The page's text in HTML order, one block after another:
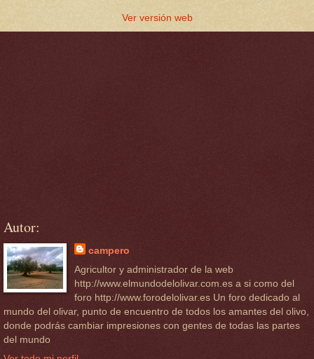
Ver versión web
Autor:
campero
Agricultor y administrador de la web
http://www.elmundodelolivar.com.es a si como del
foro http://www.forodelolivar.es Un foro dedicado al
mundo del olivar, punto de encuentro de todos los amantes del olivo,
donde podrás cambiar impresiones con gentes de todas las partes
del mundo